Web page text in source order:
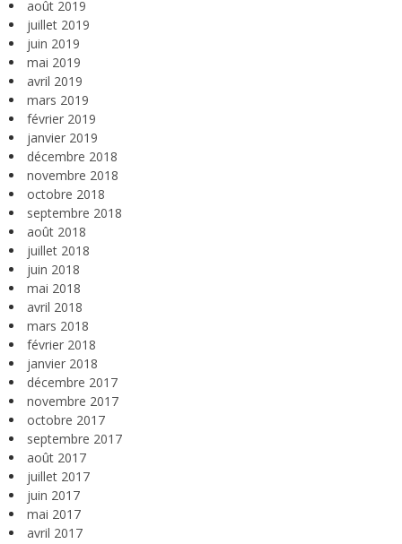
août 2019
juillet 2019
juin 2019
mai 2019
avril 2019
mars 2019
février 2019
janvier 2019
décembre 2018
novembre 2018
octobre 2018
septembre 2018
août 2018
juillet 2018
juin 2018
mai 2018
avril 2018
mars 2018
février 2018
janvier 2018
décembre 2017
novembre 2017
octobre 2017
septembre 2017
août 2017
juillet 2017
juin 2017
mai 2017
avril 2017